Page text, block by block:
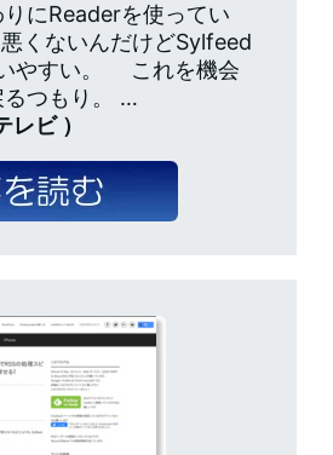
にReaderを使ってい
くないんだけどSylfeed
やすい。 これを機会
つもり。 …
レビ ）